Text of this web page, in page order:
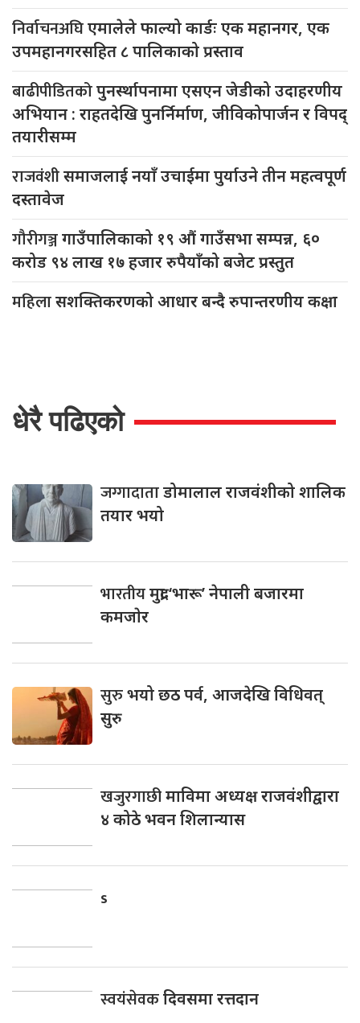
निर्वाचनअघिएमालेले फाल्यो कार्डः एक महानगर, एक
उपमहानगरसहित ८ पालिकाको प्रस्ताव
बाढीपीडितकोपुनर्स्थापनामा एसएन जेडीको उदाहरणीय
अभियान : राहतदेखि पुनर्निर्माण, जीविकोपार्जन र विपद्
तयारीसम्म
राजवंशीसमाजलाई नयाँ उचाईमा पुर्याउने तीन महत्वपूर्ण
दस्तावेज
गौरीगञ्जगाउँपालिकाको १९ औं गाउँसभा सम्पन्न, ६०
करोड ९४ लाख १७ हजार रुपैयाँको बजेट प्रस्तुत
महिलासशक्तिकरणको आधार बन्दै रुपान्तरणीय कक्षा
धेरै पढिएको
जग्गादाताडोमालाल राजवंशीको शालिक
तयार भयो
भारतीयमुद्रा ‘भारू’ नेपाली बजारमा
कमजाेर
सुरुभयो छठ पर्व, आजदेखि विधिवत्
सुरु
खजुरगाछीमाविमा अध्यक्ष राजवंशीद्वारा
४ कोठे भवन शिलान्यास
s
स्वयंसेवकदिवसमा रत्तदान